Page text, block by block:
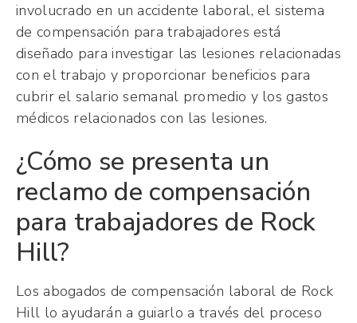
involucrado en un accidente laboral, el sistema
de compensación para trabajadores está
diseñado para investigar las lesiones relacionadas
con el trabajo y proporcionar beneficios para
cubrir el salario semanal promedio y los gastos
médicos relacionados con las lesiones.
¿Cómo se presenta un
reclamo de compensación
para trabajadores de Rock
Hill?
Los abogados de compensación laboral de Rock
Hill lo ayudarán a guiarlo a través del proceso